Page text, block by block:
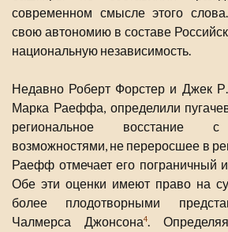
современном смысле этого
свою автономию в составе
национальную независимость.
Недавно Роберт Форстер и Джек
Марка Раеффа, определили
региональное восстание с
возможностями, не переросшее в
Раефф отмечает его пограничный
Обе эти оценки имеют право на
более плодотворными
Чалмерса Джонсона4.